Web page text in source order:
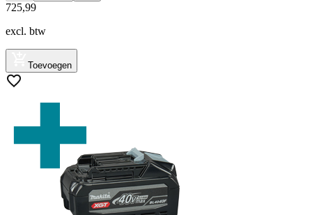
725,99
excl. btw
Toevoegen